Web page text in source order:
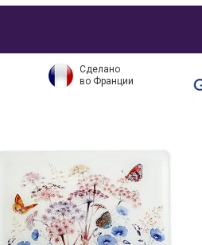
Сделано
во Франции